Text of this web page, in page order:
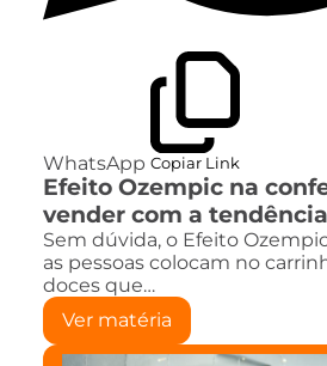
WhatsApp Copiar Link
Efeito Ozempic na
vender com a tendência
Sem dúvida, o Efeito
as pessoas colocam no
doces que…
Ver matéria